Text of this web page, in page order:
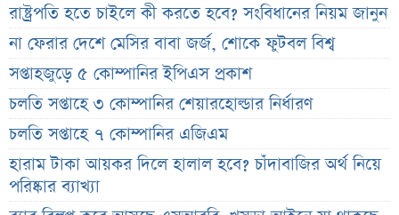
রাষ্ট্রপতি হতে চাইলে কী করতে হবে? সংবিধানের নিয়ম জানুন
না ফেরার দেশে মেসির বাবা জর্জ, শোকে ফুটবল বিশ্ব
সপ্তাহজুড়ে ৫ কোম্পানির ইপিএস প্রকাশ
চলতি সপ্তাহে ৩ কোম্পানির শেয়ারহোল্ডার নির্ধারণ
চলতি সপ্তাহে ৭ কোম্পানির এজিএম
হারাম টাকা আয়কর দিলে হালাল হবে? চাঁদাবাজির অর্থ নিয়ে
পরিষ্কার ব্যাখ্যা